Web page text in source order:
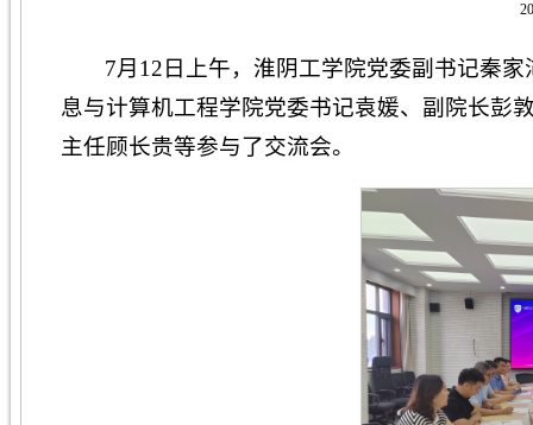
7月12日上午，淮阴工学院党委副书记秦
息与计算机工程学院党委书记袁媛、副院长彭
主任顾长贵等参与了交流会。